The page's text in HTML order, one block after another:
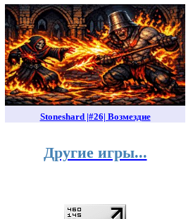
Stoneshard |#26| Возмездие
Другие игры...